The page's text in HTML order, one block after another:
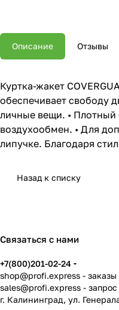
Описание Отзывы
Куртка-жакет
обеспечивает свободу
личные вещи. • Плотный
воздухообмен. • Для
липучке. Благодаря
Назад к списку
Связаться с нами
+7(800)201-02-24
shop@profi.express -
sales@profi.express -
г. Калининград, ул.